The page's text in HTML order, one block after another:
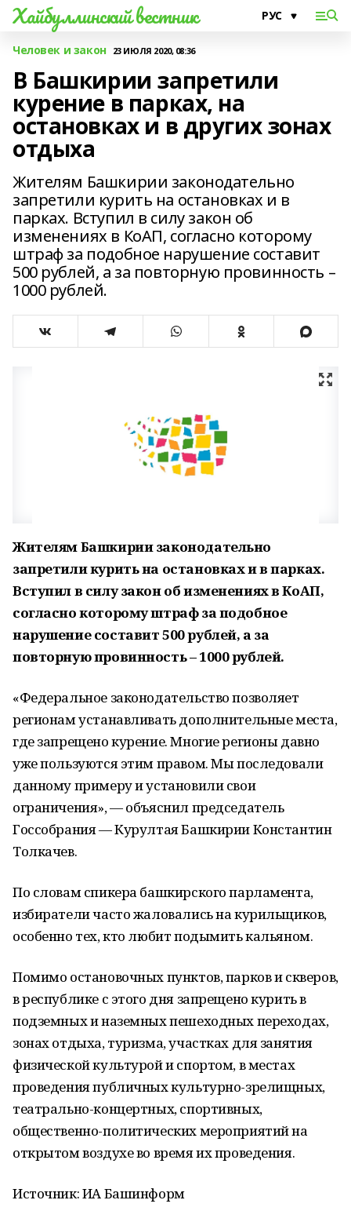
Хайбуллинский вестник
Человек и закон 23 ИЮЛЯ 2020, 08:36
В Башкирии запретили
курение в парках, на
остановках и в других зонах
отдыха
Жителям Башкирии законодательно
запретили курить на остановках и в
парках. Вступил в силу закон об
изменениях в КоАП, согласно которому
штраф за подобное нарушение составит
500 рублей, а за повторную провинность –
1000 рублей.
Жителям Башкирии законодательно
запретили курить на остановках и в парках.
Вступил в силу закон об изменениях в КоАП,
согласно которому штраф за подобное
нарушение составит 500 рублей, а за
повторную провинность – 1000 рублей.
«Федеральное законодательство позволяет
регионам устанавливать дополнительные места,
где запрещено курение. Многие регионы давно
уже пользуются этим правом. Мы последовали
данному примеру и установили свои
ограничения», — объяснил председатель
Госсобрания — Курултая Башкирии Константин
Толкачев.
По словам спикера башкирского парламента,
избиратели часто жаловались на курильщиков,
особенно тех, кто любит подымить кальяном.
Помимо остановочных пунктов, парков и скверов,
в республике с этого дня запрещено курить в
подземных и наземных пешеходных переходах,
зонах отдыха, туризма, участках для занятия
физической культурой и спортом, в местах
проведения публичных культурно-зрелищных,
театрально-концертных, спортивных,
общественно-политических мероприятий на
открытом воздухе во время их проведения.
Источник: ИА Башинформ